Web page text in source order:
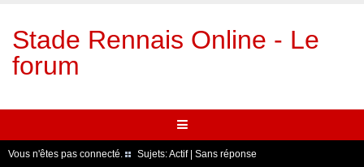
Stade Rennais Online - Le
forum
Vous n'êtes pas connecté. Sujets:Actif| Sans réponse